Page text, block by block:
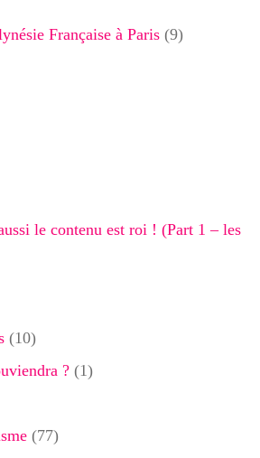
Française à Paris (9)
le contenu est roi ! (Part 1 – les
(10)
? (1)
(77)